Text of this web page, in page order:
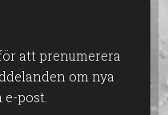
att prenumerera
om nya
post.